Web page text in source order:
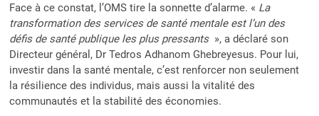
Face à ce constat, l’OMS tire la sonnette d’alarme. « La
transformation des services de santé mentale est l’un des
défis de santé publique les plus pressants», a déclaré son
Directeur général, Dr Tedros Adhanom Ghebreyesus. Pour lui,
investir dans la santé mentale, c’est renforcer non seulement
la résilience des individus, mais aussi la vitalité des
communautés et la stabilité des économies.